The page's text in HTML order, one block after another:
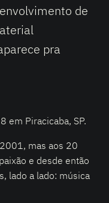
de
pra
em Piracicaba, SP.
mas aos 20
e desde então
lado a lado: música